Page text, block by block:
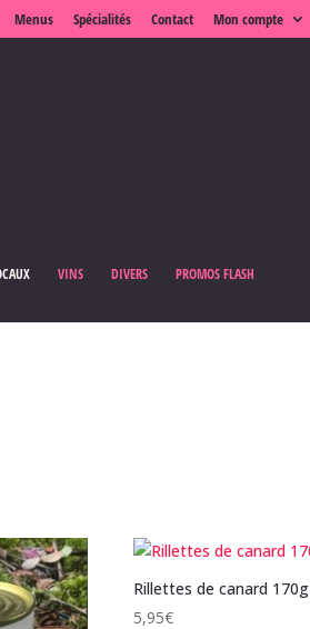
Menus Spécialités Contact Mon compte
VINS DIVERS PROMOS FLASH
Rillettes de canard 170g
5,95€